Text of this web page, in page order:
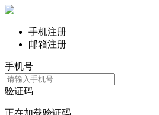
手机注册
邮箱注册
手机号
验证码
正在加载验证码......